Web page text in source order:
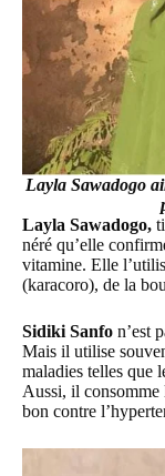
Layla Sawadogo
Layla Sawadogo,
néré qu’elle
vitamine. Elle
(karacoro), de la
Sidiki Sanfo n’est
Mais il utilise
maladies telles que
Aussi, il consomme
bon contre